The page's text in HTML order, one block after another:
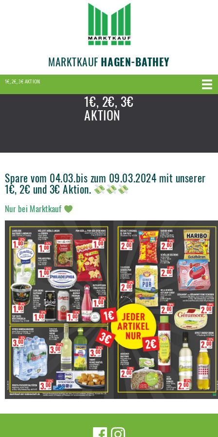
MARKTKAUF HAGEN-BATHEY
1€, 2€, 3€ AKTION
1€, 2€, 3€
AKTION
Spare vom 04.03.bis zum 09.03.2024 mit unserer
1€, 2€ und 3€ Aktion.
Nur bei Marktkauf